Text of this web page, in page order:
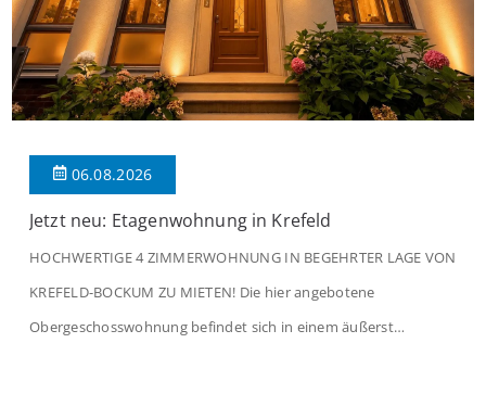
06.08.2026
Jetzt neu: Etagenwohnung in Krefeld
HOCHWERTIGE 4 ZIMMERWOHNUNG IN BEGEHRTER LAGE VON
KREFELD-BOCKUM ZU MIETEN! Die hier angebotene
Obergeschosswohnung befindet sich in einem äußerst